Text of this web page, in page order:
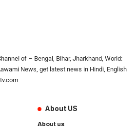
of – Bengal, Bihar, Jharkhand, World:
News, get latest news in Hindi, English
About US
About us